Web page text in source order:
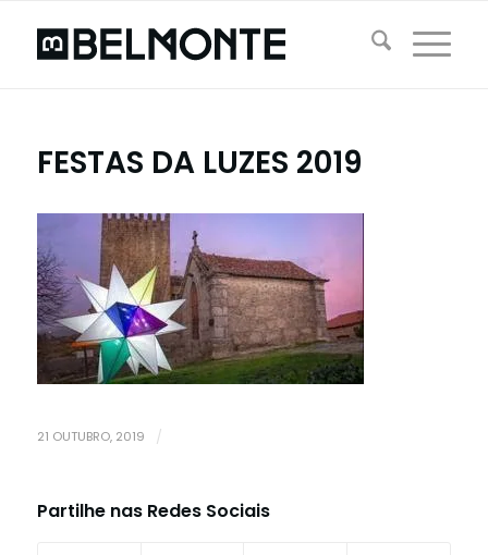
FESTAS DA LUZES 2019
21 OUTUBRO, 2019 /
Partilhe nas Redes Sociais